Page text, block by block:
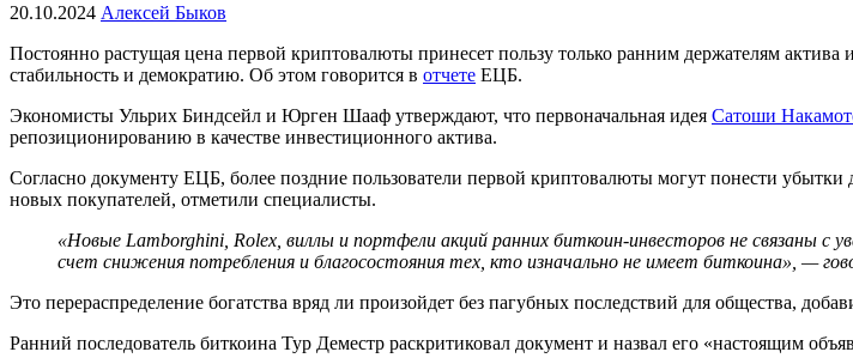
20.10.2024 Алексей Быков
Постоянно растущая цена первой криптовалюты принесет пользу только ранним держателям
стабильность и демократию. Об этом говорится в отчете ЕЦБ.
Экономисты Ульрих Биндсейл и Юрген Шааф утверждают, что первоначальная идея Сатоши
репозиционированию в качестве инвестиционного актива.
Согласно документу ЕЦБ, более поздние пользователи первой криптовалюты могут понести
новых покупателей, отметили специалисты.
«Новые Lamborghini, Rolex, виллы и портфели акций ранних биткоин-инвесторов не связаны с
счет снижения потребления и благосостояния тех, кто изначально не имеет биткоина», —
Это перераспределение богатства вряд ли произойдет без пагубных последствий для общества,
Ранний последователь биткоина Тур Деместр раскритиковал документ и назвал его «настоящим